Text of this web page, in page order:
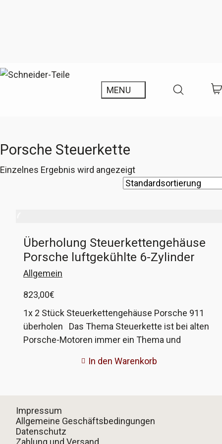
Porsche Steuerkette
Einzelnes Ergebnis wird angezeigt
Überholung Steuerkettengehäuse
Porsche luftgekühlte 6-Zylinder
Allgemein
823,00€
1x 2 Stück Steuerkettengehäuse Porsche 911
überholen Das Thema Steuerkette ist bei alten
Porsche-Motoren immer ein Thema und
eben nicht. Dann sind die Umlenkhebel auf dem
Steuerkettengehäuse und Umlenkhebel mit
Kettenrad für..., will ich nicht ausgeben! Bei uns
werden Ihre originalen Gehäuse und
In den Warenkorb
Impressum
Allgemeine Geschäftsbedingungen
Datenschutz
Zahlung und Versand